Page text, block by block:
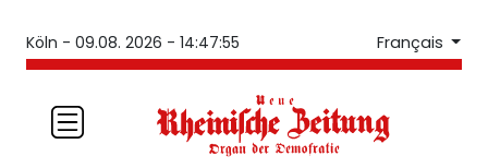
Köln - 09.08. 2026 - 14:47:55 Français